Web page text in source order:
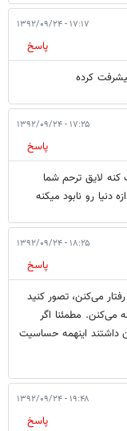
۱۷:۱۷ - ۱۳۹۲/۰۹/۲۴
پاسخ
کرده
۱۷:۲۵ - ۱۳۹۲/۰۹/۲۴
پاسخ
لایق ترحم شما
دنیا رو نابود میکنه
۱۸:۲۵ - ۱۳۹۲/۰۹/۲۴
پاسخ
می‌کنن، تصور کنید
می‌کنن. مطمئنا اگر
داشتند اینهمه حساسیت
۱۹:۴۸ - ۱۳۹۲/۰۹/۲۴
پاسخ